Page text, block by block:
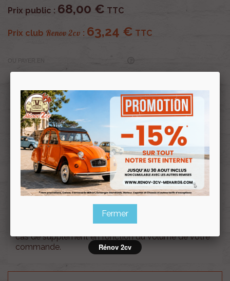
Prix public : 68,00 € TTC
Prix club Renov 2cv : 63,24 € TTC
Profitez de prix remisés
avec la Carte clubRenov 2cv
Souscrire
au club
Renov 2cv
Calandre nouveau modèle Méhari ORANGE
Attention !!, le coût des frais d'envois est à titre
indicatif. Notre service client vous recontactera en
cas de supplément en fonction du volume de votre
commande.
Fermer
Rénov 2cv